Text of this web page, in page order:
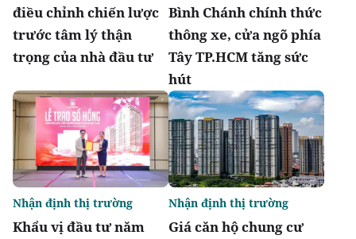
điều chỉnh chiến lược
trước tâm lý thận
trọng của nhà đầu tư
Bình Chánh chính thức
thông xe, cửa ngõ phía
Tây TP.HCM tăng sức
hút
Khẩu vị đầu tư năm
Nhận định thị trường
Giá căn hộ chung cư
Nhận định thị trường